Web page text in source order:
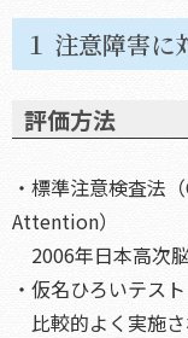
１ 注意障害に
評価方法
・標準注意検査法
Attention）
2006年日本高次
・仮名ひろいテスト
比較的よく実施